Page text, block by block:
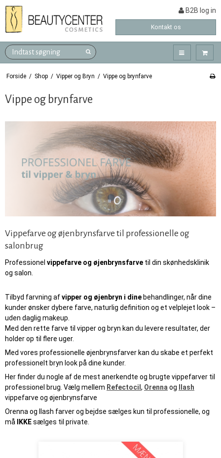
B2B log in
Kontakt os
Forside / Shop / Vipper og Bryn / Vippe og brynfarve
Vippe og brynfarve
Vippefarve og øjenbrynsfarve til professionelle og
salonbrug
Professionel vippefarve og øjenbrynsfarve til din skønhedsklinik
og salon.
Tilbyd farvning afvipper og øjenbryn i dine behandlinger, når dine
kunder ønsker dybere farve, naturlig definition og et velplejet look –
uden daglig makeup.
Med den rette farve til vipper og bryn kan du levere resultater, der
holder op til flere uger.
Med vores professionelle øjenbrynsfarver kan du skabe et perfekt
professionelt bryn look på dine kunder.
Her finder du nogle af de mest anerkendte og brugte vippefarver til
professionel brug. Vælg mellem Refectocil , Orennaog
Ilash
vippefarve og øjenbrynsfarve
Orenna og Ilash farver og bejdse sælges kun til professionelle, og
må IKKEsælges til private.